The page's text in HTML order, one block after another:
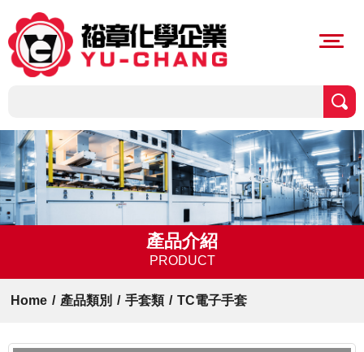
產品介紹
PRODUCT
Home / 產品類別 / 手套類 / TC電子手套